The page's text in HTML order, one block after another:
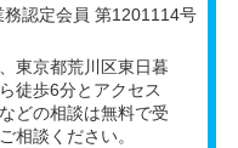
認定会員 第1201114号
東京都荒川区東日暮
徒歩6分とアクセス
どの相談は無料で受
相談ください。